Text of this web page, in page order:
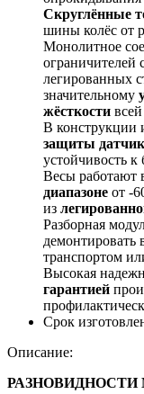
Скруглённые
шины колёс от
Монолитное
ограничителей
легированных
значительному
жёсткости
В конструкции
защиты
устойчивость
Весы работают
диапазоне от -
из
Разборная
транспортом
Высокая
гарантией
Срок
Описание:
РАЗНОВИДНОСТИ